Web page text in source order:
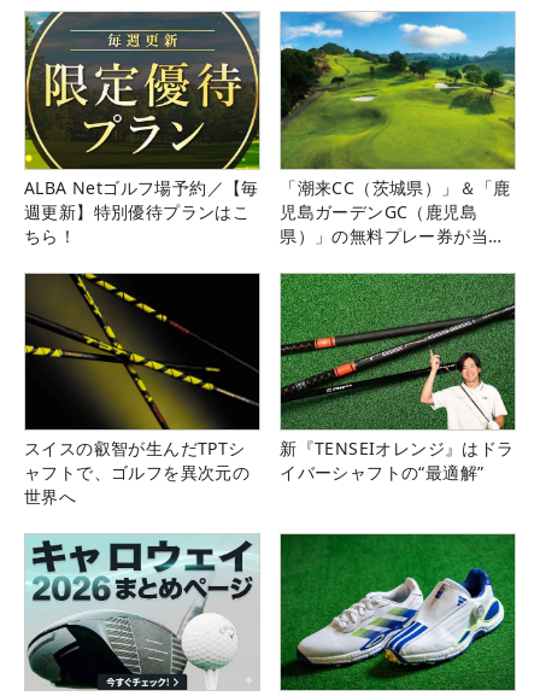
ALBA Netゴルフ場予約／【毎
週更新】特別優待プランはこ
ちら！
「潮来CC（茨城県）」＆「鹿
児島ガーデンGC（鹿児島
県）」の無料プレー券が当た
スイスの叡智が生んだTPTシ
ャフトで、ゴルフを異次元の
世界へ
新『TENSEIオレンジ』はドラ
イバーシャフトの“最適解”